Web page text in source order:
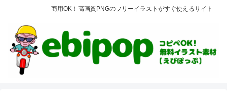
商用OK！高画質PNGのフリーイラストがすぐ使えるサイト